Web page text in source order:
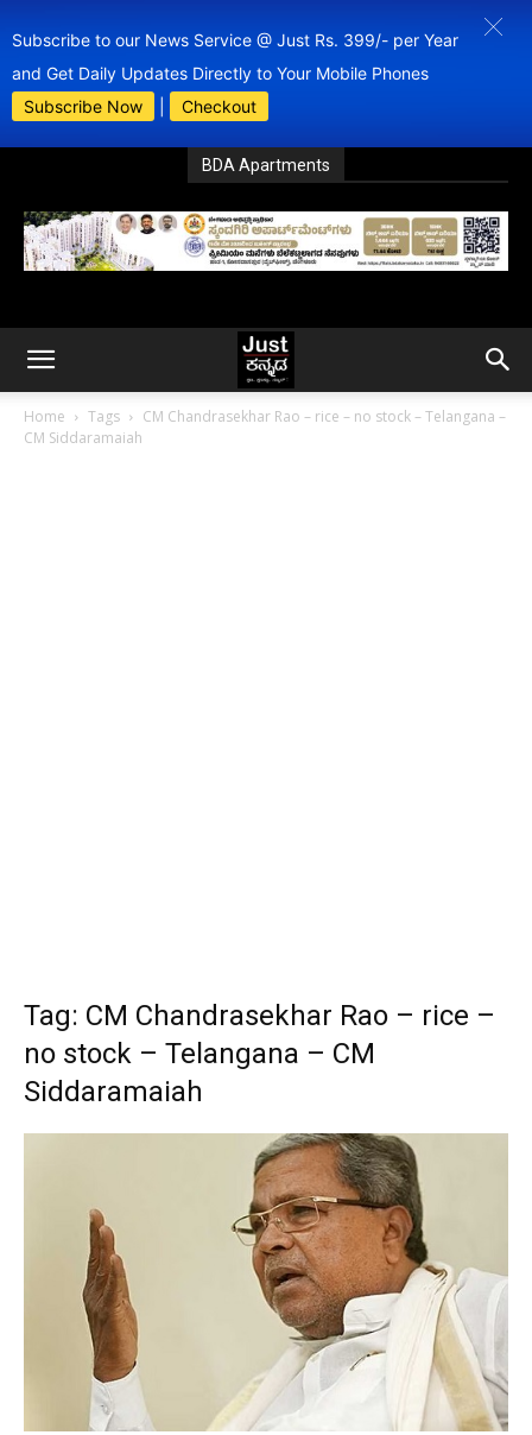
Subscribe to our News Service @ Just Rs. 399/- per Year
and Get Daily Updates Directly to Your Mobile Phones
Subscribe Now
Checkout
BDA Apartments
Home Tags
CM Chandrasekhar Rao – rice – no stock – Telangana –
CM Siddaramaiah
Tag: CM Chandrasekhar Rao – rice –
no stock – Telangana – CM
Siddaramaiah